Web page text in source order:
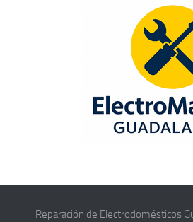
Reparación de Electrodomésticos